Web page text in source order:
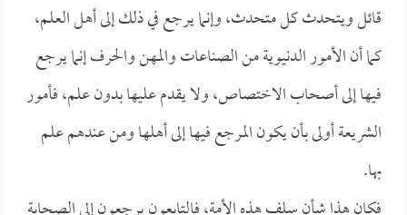
قائل ويتحدث كل متحدث، وإنما يرجع في ذلك إلى أهل العلم،
كما أن الأمور الدنيوية من الصناعات والمهن والحرف إنما يرجع
فيها إلى أصحاب الاختصاص، ولا يقدم عليها بدون علم، فأمور
الشريعة أولى بأن يكون المرجع فيها إلى أهلها ومن عندهم علم
بها.